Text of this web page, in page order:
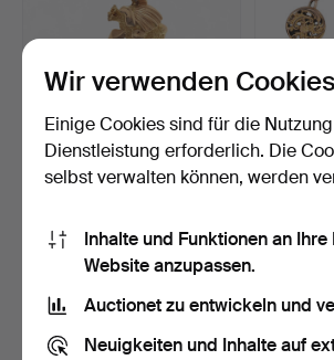
Brosche mit Sternzeichen
'Widder'.
6 Tage
925 USD
6 Tage
70 USD
Wir verwenden Cookies
Einige Cookies sind für die
Dienstleistung erforderlich. Die
selbst verwalten können, werden
Inhalte und Funktionen an
Website anzupassen.
Auctionet zu entwickeln und
Neuigkeiten und Inhalte auf